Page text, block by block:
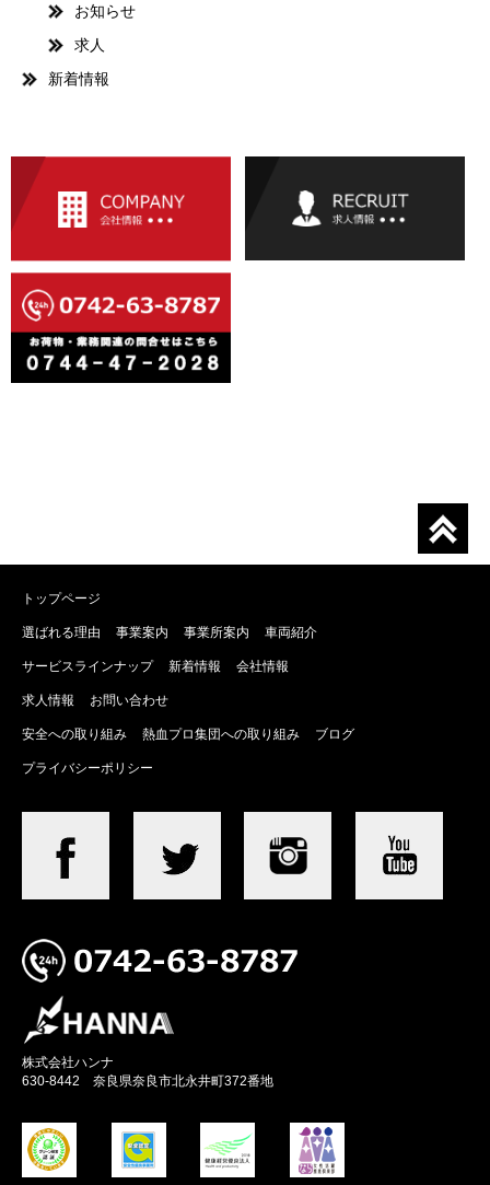
お知らせ
求人
新着情報
トップページ
選ばれる理由 事業案内 事業所案内 車両紹介
サービスラインナップ 新着情報 会社情報
求人情報 お問い合わせ
安全への取り組み 熱血プロ集団への取り組み ブログ
プライバシーポリシー
株式会社ハンナ
630-8442 奈良県奈良市北永井町372番地